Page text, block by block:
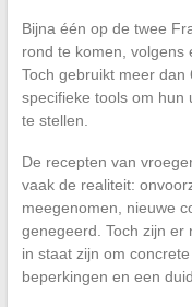
Bijna één op de twee
rond te komen, volgens
Toch gebruikt meer dan
specifieke tools om hun
te stellen.
De recepten van
vaak de realiteit:
meegenomen, nieuwe
genegeerd. Toch zijn er
in staat zijn om
beperkingen en een